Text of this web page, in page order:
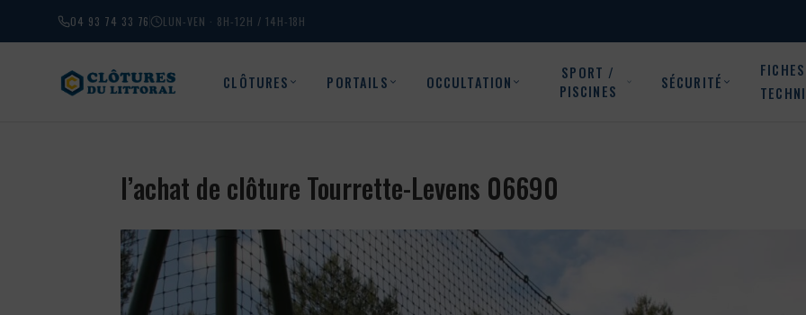
04 93 74 33 76 LUN-VEN · 8H-12H / 14H-18H
CLÔTURES PORTAILS OCCULTATION
SPORT /
PISCINES
SÉCURITÉ
FICHES
l’achat de clôture Tourrette-Levens 06690